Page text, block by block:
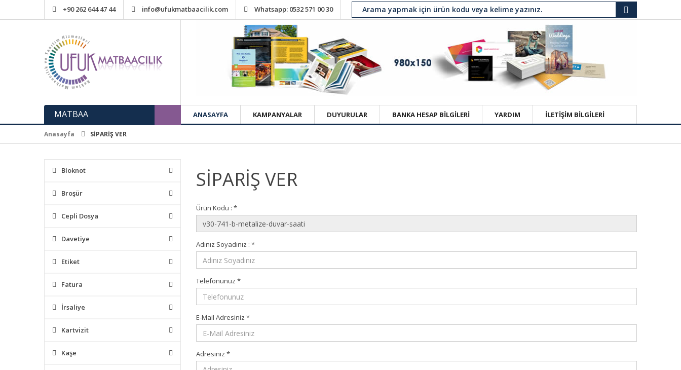
+90 262 644 47 44 info@ufukmatbaacilik.com Whatsapp: 0532 571 00 30
MATBAA ANASAYFA KAMPANYALAR DUYURULAR BANKA HESAP BİLGİLERİ YARDIM İLETİŞİM BİLGİLERİ
Anasayfa SİPARİŞ VER
Bloknot
Broşür
Cepli Dosya
Davetiye
Etiket
Fatura
İrsaliye
Kartvizit
Kaşe
SİPARİŞ VER
Ürün Kodu : *
Adınız Soyadınız : *
Telefonunuz *
E-Mail Adresiniz *
Adresiniz *